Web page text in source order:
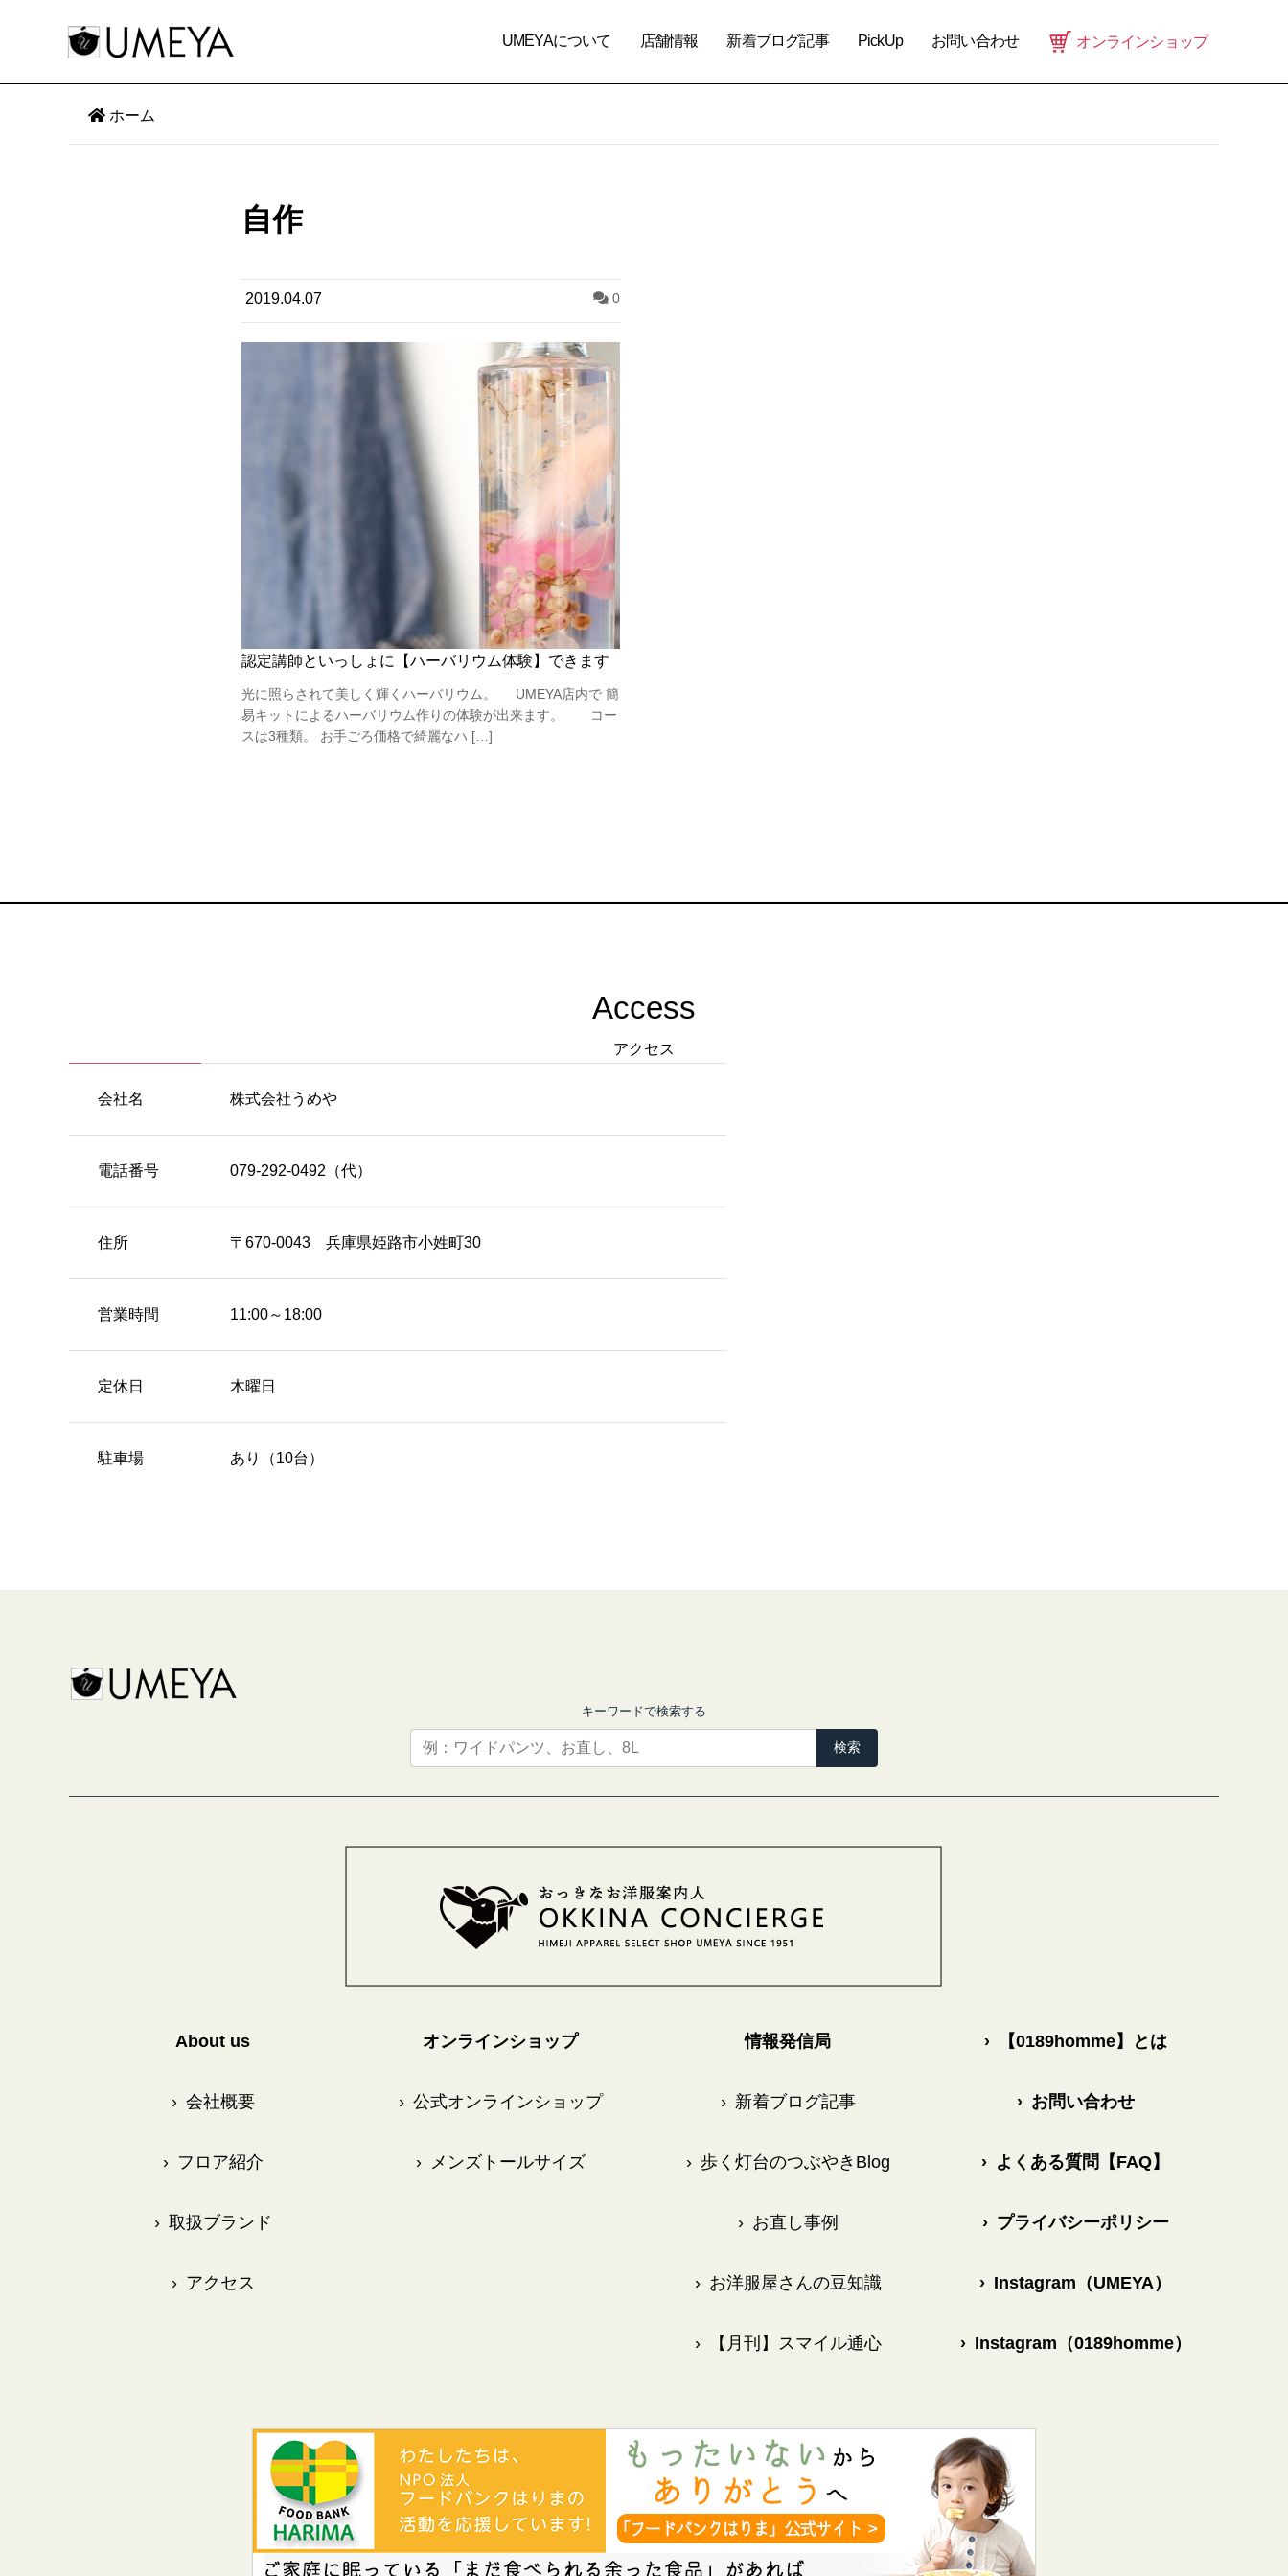
UMEYAについて 店舗情報 新着ブログ記事 PickUp お問い合わせ オンラインショップ
ホーム
自作
2019.04.07 0
認定講師といっしょに【ハーバリウム体験】できます
光に照らされて美しく輝くハーバリウム。 UMEYA店内で 簡
易キットによるハーバリウム作りの体験が出来ます。 コー
スは3種類。 お手ごろ価格で綺麗なハ […]
Access
アクセス
会社名 株式会社うめや
電話番号 079-292-0492（代）
住所 〒670-0043 兵庫県姫路市小姓町30
営業時間 11:00～18:00
定休日 木曜日
駐車場 あり（10台）
キーワードで検索する
検索
About us
›会社概要
›フロア紹介
›取扱ブランド
›アクセス
オンラインショップ
›公式オンラインショップ
›メンズトールサイズ
情報発信局
›新着ブログ記事
›歩く灯台のつぶやきBlog
›お直し事例
›お洋服屋さんの豆知識
›【月刊】スマイル通心
›【0189homme】とは
›お問い合わせ
› よくある質問【FAQ】
›プライバシーポリシー
› Instagram（UMEYA）
›Instagram（0189homme）